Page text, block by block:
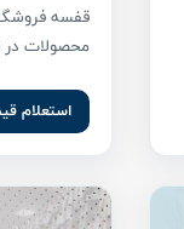
قفسه
محصولات
استعلام